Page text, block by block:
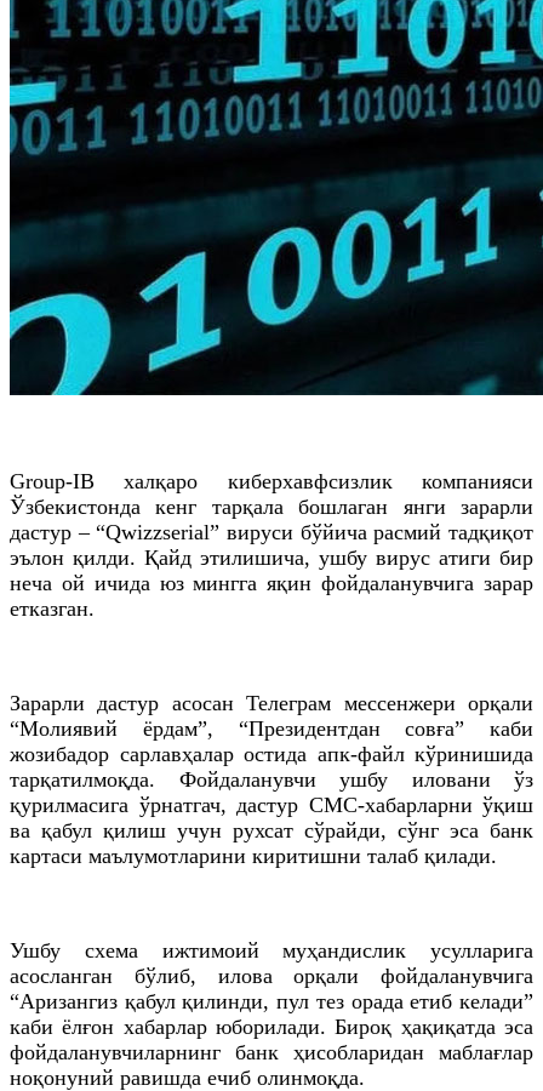
Group-IB халқаро киберхавфсизлик компанияси
Ўзбекистонда кенг тарқала бошлаган янги зарарли
дастур – “Qwizzserial” вируси бўйича расмий тадқиқот
эълон қилди. Қайд этилишича, ушбу вирус атиги бир
неча ой ичида юз мингга яқин фойдаланувчига зарар
етказган.
Зарарли дастур асосан Телеграм мессенжери орқали
“Молиявий ёрдам”, “Президентдан совға” каби
жозибадор сарлавҳалар остида апк-файл кўринишида
тарқатилмоқда. Фойдаланувчи ушбу иловани ўз
қурилмасига ўрнатгач, дастур СМС-хабарларни ўқиш
ва қабул қилиш учун рухсат сўрайди, сўнг эса банк
картаси маълумотларини киритишни талаб қилади.
Ушбу схема ижтимоий муҳандислик усулларига
асосланган бўлиб, илова орқали фойдаланувчига
“Аризангиз қабул қилинди, пул тез орада етиб келади”
каби ёлғон хабарлар юборилади. Бироқ ҳақиқатда эса
фойдаланувчиларнинг банк ҳисобларидан маблағлар
ноқонуний равишда ечиб олинмоқда.